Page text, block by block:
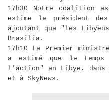
17h30 Notre coalition
estime le président des
ajoutant que "les
Brasilia.
17h10 Le Premier
a estimé que le
l'action" en Libye, dans
et à SkyNews.